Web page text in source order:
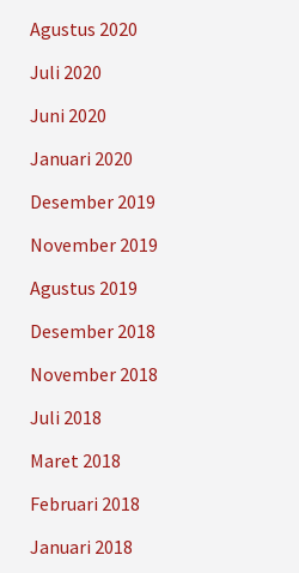
Agustus 2020
Juli 2020
Juni 2020
Januari 2020
Desember 2019
November 2019
Agustus 2019
Desember 2018
November 2018
Juli 2018
Maret 2018
Februari 2018
Januari 2018